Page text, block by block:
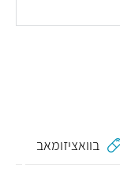
בוואציזומאב